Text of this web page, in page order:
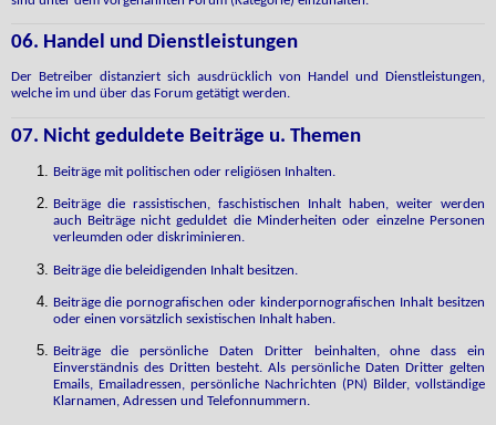
06. Handel und Dienstleistungen
Der Betreiber distanziert sich ausdrücklich von Handel und Dienstleistungen,
welche im und über das Forum getätigt werden.
07. Nicht geduldete Beiträge u. Themen
Beiträge mit politischen oder religiösen Inhalten.
Beiträge die rassistischen, faschistischen Inhalt haben, weiter werden
auch Beiträge nicht geduldet die Minderheiten oder einzelne Personen
verleumden oder diskriminieren.
Beiträge die beleidigenden Inhalt besitzen.
Beiträge die pornografischen oder kinderpornografischen Inhalt besitzen
oder einen vorsätzlich sexistischen Inhalt haben.
Beiträge die persönliche Daten Dritter beinhalten, ohne dass ein
Einverständnis des Dritten besteht. Als persönliche Daten Dritter gelten
Emails, Emailadressen, persönliche Nachrichten (PN) Bilder, vollständige
Klarnamen, Adressen und Telefonnummern.